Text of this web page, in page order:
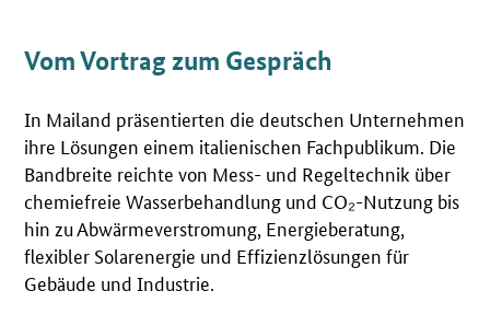
Vom Vortrag zum Gespräch
In Mailand präsentierten die deutschen Unternehmen
ihre Lösungen einem italienischen Fachpublikum. Die
Bandbreite reichte von Mess- und Regeltechnik über
chemiefreie Wasserbehandlung und CO₂-Nutzung bis
hin zu Abwärmeverstromung, Energieberatung,
flexibler Solarenergie und Effizienzlösungen für
Gebäude und Industrie.